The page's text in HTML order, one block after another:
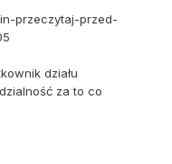
przeczytaj-przed-
działu
za to co